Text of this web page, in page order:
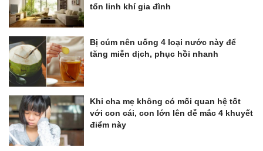
tổn linh khí gia đình
Bị cúm nên uống 4 loại nước này để
tăng miễn dịch, phục hồi nhanh
Khi cha mẹ không có mối quan hệ tốt
với con cái, con lớn lên dễ mắc 4 khuyết
điểm này